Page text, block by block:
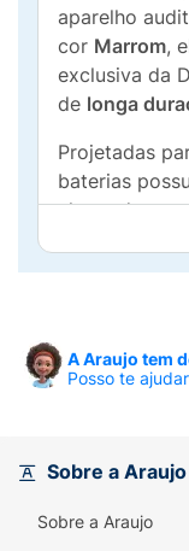
aparelho
cor Marrom,
exclusiva da
de longa
Projetadas
baterias
alongada
simples e
praticidade
Principais
para
A Araujo tem
Posso te
Sobre a Araujo
Sobre a Araujo